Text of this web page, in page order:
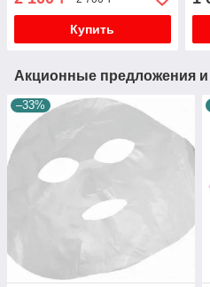
Купить
Акционные предложения и
–33%